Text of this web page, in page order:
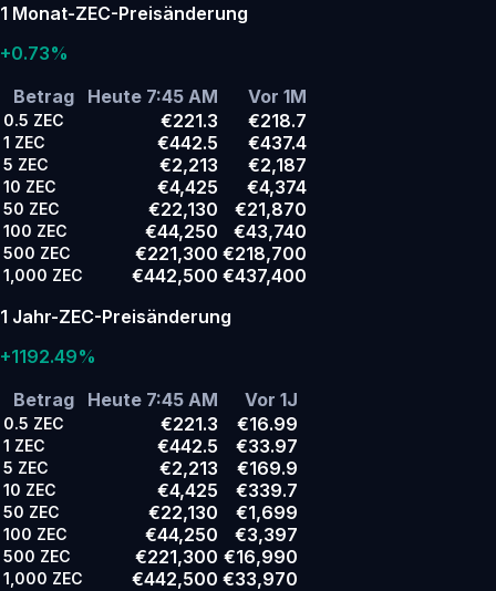
1 Monat-ZEC-Preisänderung
+0.73%
Betrag
Heute 7:45 AM Vor 1M
0.5 ZEC €221.3 €218.7
1 ZEC €442.5 €437.4
5 ZEC €2,213 €2,187
10 ZEC €4,425 €4,374
50 ZEC €22,130 €21,870
100 ZEC €44,250 €43,740
500 ZEC €221,300 €218,700
1,000 ZEC €442,500 €437,400
1 Jahr-ZEC-Preisänderung
+1192.49%
Betrag
Heute 7:45 AM Vor 1J
0.5 ZEC €221.3 €16.99
1 ZEC €442.5 €33.97
5 ZEC €2,213 €169.9
10 ZEC €4,425 €339.7
50 ZEC €22,130 €1,699
100 ZEC €44,250 €3,397
500 ZEC €221,300 €16,990
1,000 ZEC €442,500 €33,970